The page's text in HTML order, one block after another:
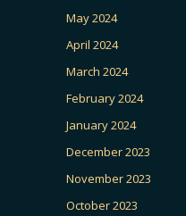
May 2024
April 2024
March 2024
February 2024
January 2024
December 2023
November 2023
October 2023